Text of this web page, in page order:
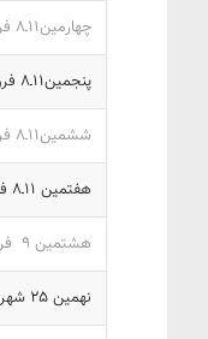
چهارمین۱۱ـ‎‍۸‎ فروردین ‎۱۳۵۵‎
پنجمین۱۱ـ‎‍۸‎ فروردین ‎۱۳۵۶‎
ششمین۱۱ـ‎‍۸‎ فروردین ‎۱۳۵۷‎
هفتمین ۱۱ـ‎‍۸‎ فروردین ‎۱۳۵۹‎
هشتمین ‎ ۹‎ فروردین ‎۱۳۶۳‎
نهمین ‎۲۵‎ شهریور ‎۱۳۶۴‎